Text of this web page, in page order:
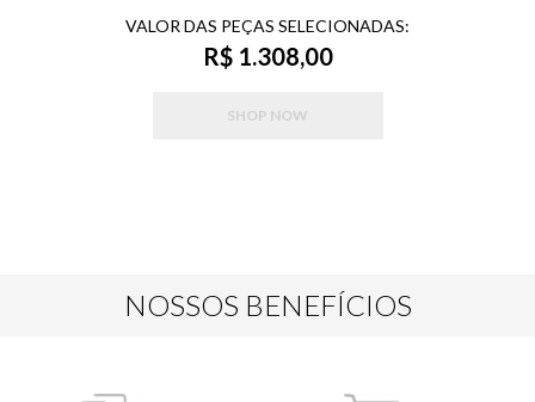
VALOR DAS PEÇAS SELECIONADAS:
R$ 1.308,00
SHOP NOW
NOSSOS BENEFÍCIOS